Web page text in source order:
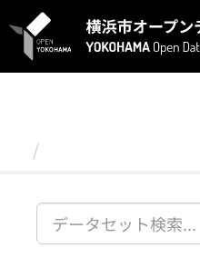
キ